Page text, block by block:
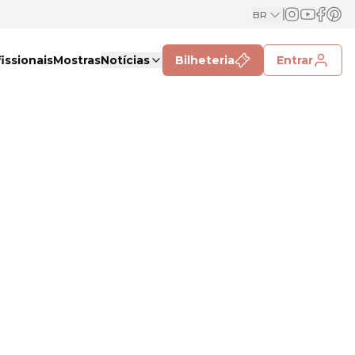
BR
MostrasNotícias Bilheteria Entrar